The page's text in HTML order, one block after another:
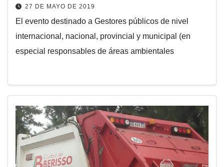
27 DE MAYO DE 2019
El evento destinado a Gestores públicos de nivel
internacional, nacional, provincial y municipal (en
especial responsables de áreas ambientales